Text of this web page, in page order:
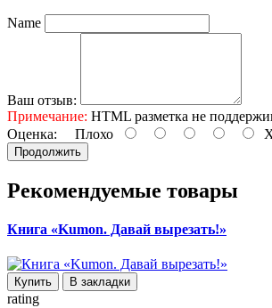
Name
Ваш отзыв:
Примечание: HTML разметка не
Оценка: Плохо
Продолжить
Рекомендуемые товары
Книга «Kumon. Давай вырезать!»
Купить В закладки
rating